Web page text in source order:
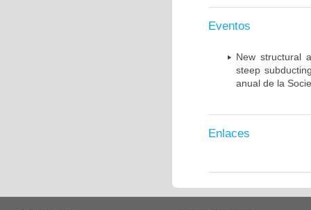
Eventos
New structural
steep
anual de la
Enlaces